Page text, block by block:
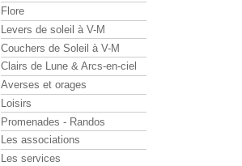
Flore
Levers de soleil à V-M
Couchers de Soleil à V-M
Clairs de Lune & Arcs-en-ciel
Averses et orages
Loisirs
Promenades - Randos
Les associations
Les services